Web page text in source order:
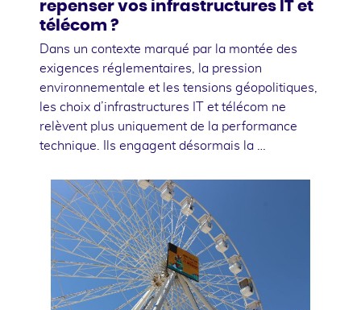
repenser vos infrastructures IT et
télécom ?
Dans un contexte marqué par la montée des
exigences réglementaires, la pression
environnementale et les tensions géopolitiques,
les choix d’infrastructures IT et télécom ne
relèvent plus uniquement de la performance
technique. Ils engagent désormais la …